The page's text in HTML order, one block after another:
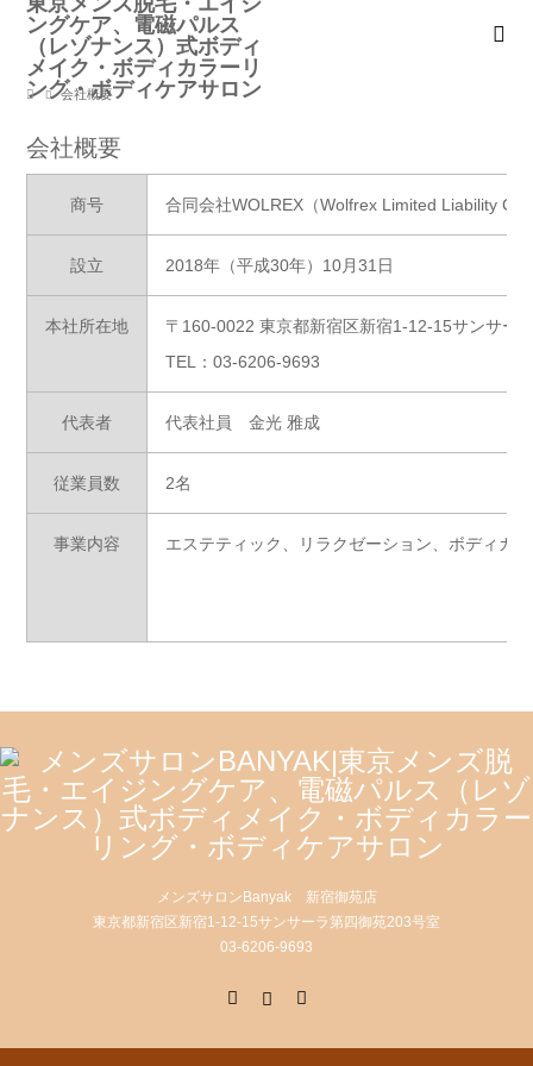
会社概要
会社概要
商号 合同会社WOLREX（Wolfrex Limited Liability
設立 2018年（平成30年）10月31日
本社所在地
〒160-0022 東京都新宿区新宿1-12-15サンサー
TEL：03-6206-9693
代表者 代表社員 金光 雅成
従業員数 2名
事業内容 エステティック、リラクゼーション、ボディカ
メンズサロンBanyak 新宿御苑店
東京都新宿区新宿1-12-15サンサーラ第四御苑203号室
03‐6206‐9693